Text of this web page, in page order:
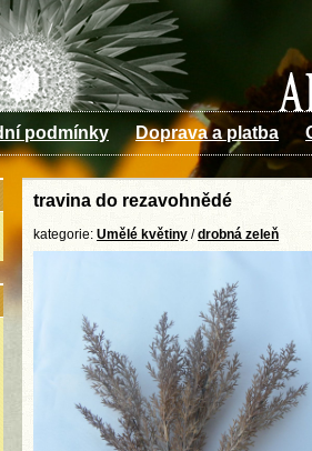
podmínky Doprava a platba
travina do rezavohnědé
kategorie: Umělé květiny /drobná zeleň